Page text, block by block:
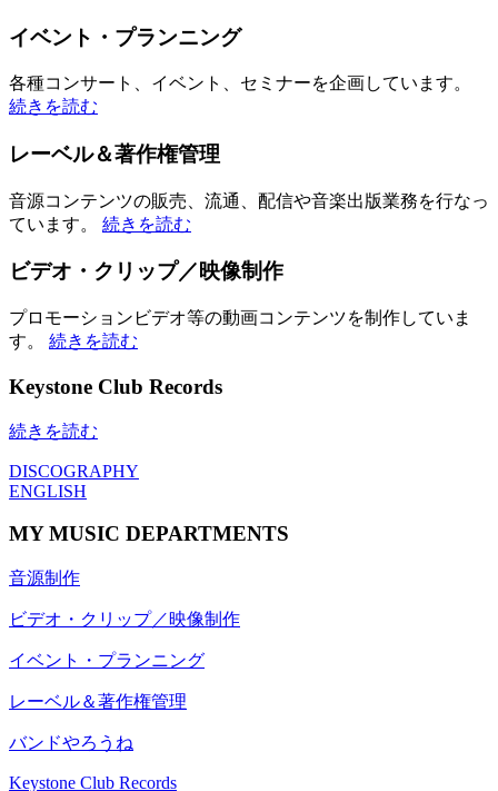
イベント・プランニング
各種コンサート、イベント、セミナーを企画しています。
続きを読む
レーベル＆著作権管理
音源コンテンツの販売、流通、配信や音楽出版業務を行なっ
ています。 続きを読む
ビデオ・クリップ／映像制作
プロモーションビデオ等の動画コンテンツを制作していま
す。 続きを読む
Keystone Club Records
続きを読む
DISCOGRAPHY
ENGLISH
MY MUSIC DEPARTMENTS
音源制作
ビデオ・クリップ／映像制作
イベント・プランニング
レーベル＆著作権管理
バンドやろうね
Keystone Club Records